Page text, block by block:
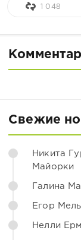
1 048
Свежие
Никита
Майорки
Галина
Егор
Нелли